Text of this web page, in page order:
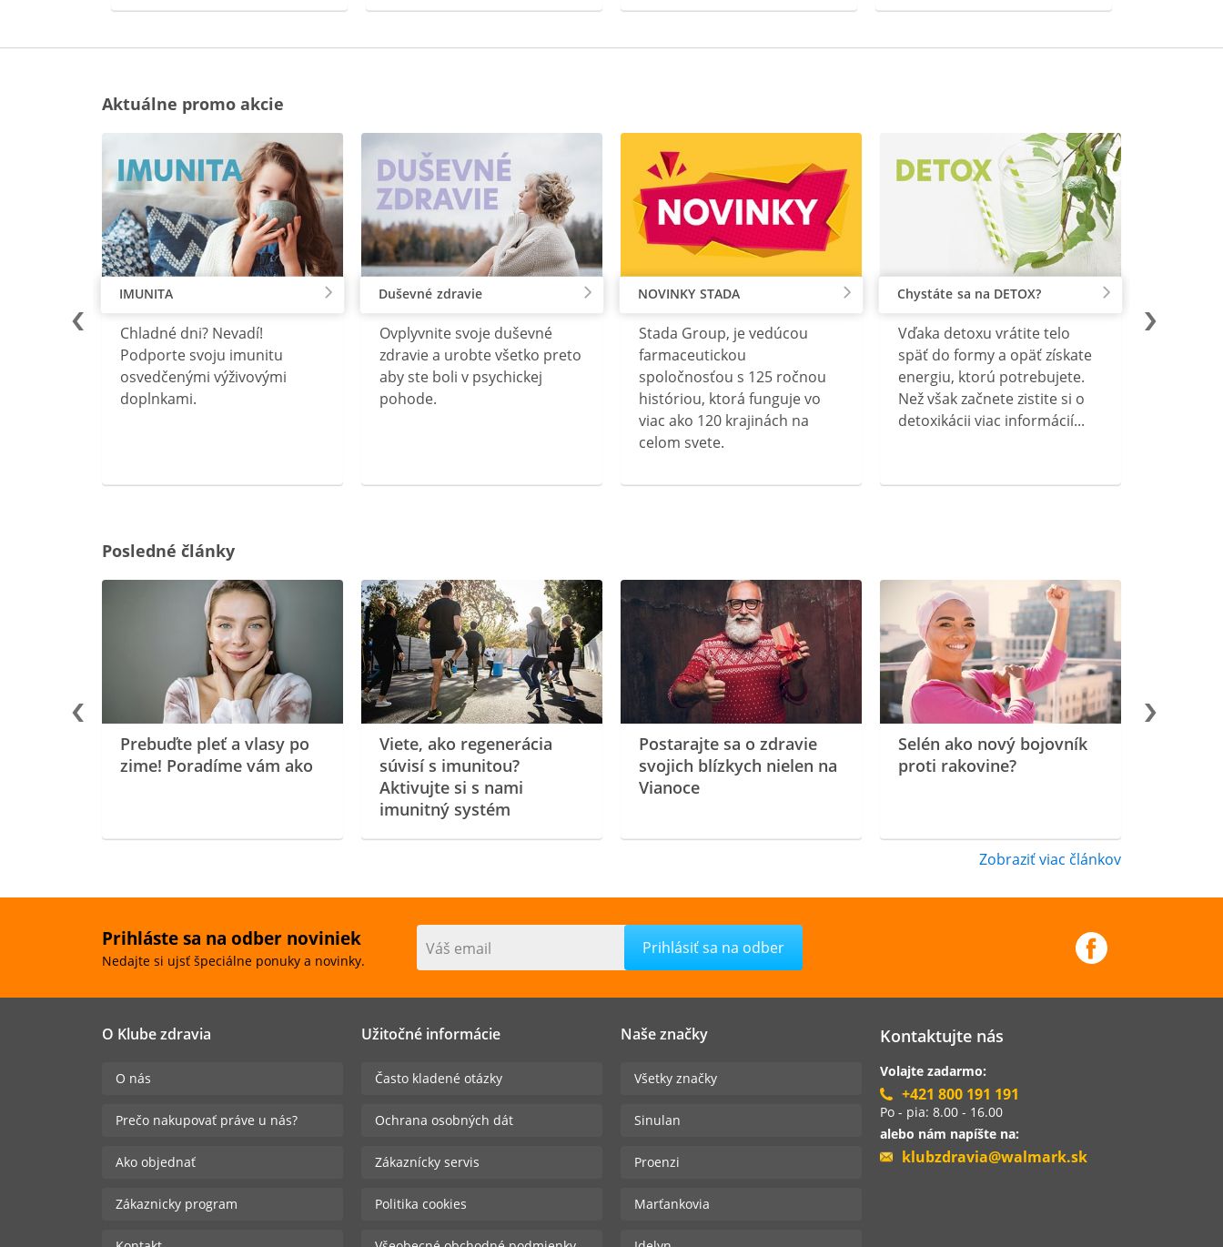
Aktuálne promo akcie
IMUNITA
Chladné dni? Nevadí!
Podporte svoju imunitu
osvedčenými výživovými
doplnkami.
Duševné zdravie
Ovplyvnite svoje duševné
zdravie a urobte všetko preto
aby ste boli v psychickej
pohode.
NOVINKY STADA
Stada Group, je vedúcou
farmaceutickou
spoločnosťou s 125 ročnou
históriou, ktorá funguje vo
viac ako 120 krajinách na
celom svete.
Chystáte sa na DETOX?
Vďaka detoxu vrátite telo
späť do formy a opäť získate
energiu, ktorú potrebujete.
Než však začnete zistite si o
detoxikácii viac informácií...
Posledné články
Prebuďte pleť a vlasy po
zime! Poradíme vám ako
Viete, ako regenerácia
súvisí s imunitou?
Aktivujte si s nami
imunitný systém
Postarajte sa o zdravie
svojich blízkych nielen na
Vianoce
Selén ako nový bojovník
proti rakovine?
Zobraziť viac článkov
Prihláste sa na odber noviniek
Nedajte si ujsť špeciálne ponuky a novinky.
Váš email
O Klube zdravia
O nás
Prečo nakupovať práve u nás?
Ako objednať
Zákaznicky program
Užitočné informácie
Často kladené otázky
Ochrana osobných dát
Zákaznícky servis
Politika cookies
Naše značky
Všetky značky
Sinulan
Proenzi
Marťankovia
Kontaktujte nás
Volajte zadarmo:
+421 800 191 191
Po - pia: 8.00 - 16.00
alebo nám napíšte na:
klubzdravia@walmark.sk